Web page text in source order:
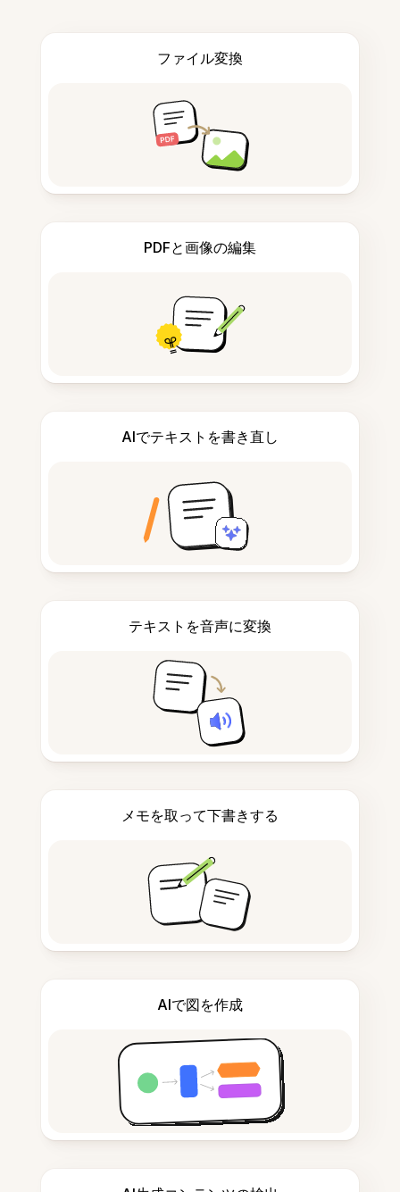
ファイル変換
PDFと画像の編集
AIでテキストを書き直し
テキストを音声に変換
メモを取って下書きする
AIで図を作成